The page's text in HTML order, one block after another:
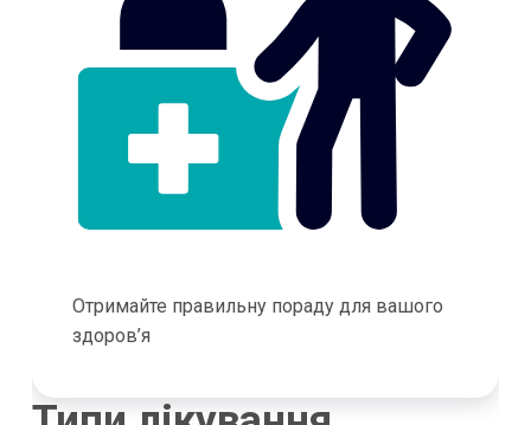
Отримайте правильну пораду для вашого
здоров’я